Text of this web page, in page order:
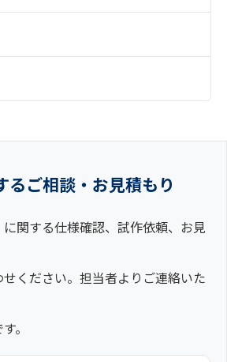
るご相談・お見積もり
に関する仕様確認、試作依頼、お見
ください。担当者よりご連絡いた
。